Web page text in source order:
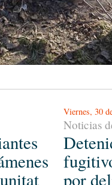
Viernes, 30
Noticias
por